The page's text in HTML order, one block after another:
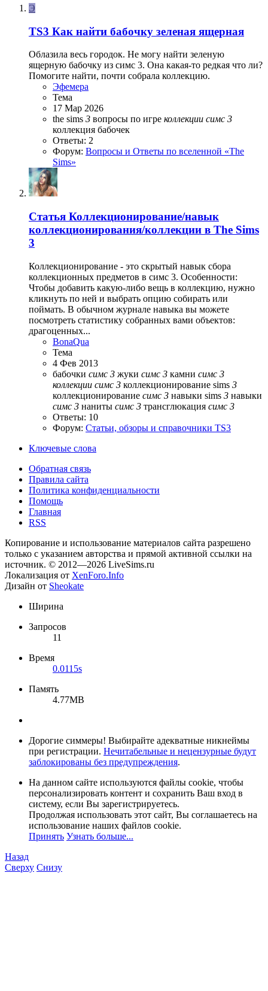
Э
TS3 Как найти бабочку зеленая ящерная
Облазила весь городок. Не могу найти зеленую
ящерную бабочку из симс 3. Она какая-то редкая что ли?
Помогите найти, почти собрала коллекцию.
Эфемера
Тема
17 Мар 2026
the sims 3 вопросы по игре коллекции симс 3
коллекция бабочек
Ответы: 2
Форум: Вопросы и Ответы по вселенной «The
Sims»
Статья Коллекционирование/навык
коллекционирования/коллекции в The Sims
3
Коллекционирование - это скрытый навык сбора
коллекционных предметов в симс 3. Особенности:
Чтобы добавить какую-либо вещь в коллекцию, нужно
кликнуть по ней и выбрать опцию собирать или
поймать. В обычном журнале навыка вы можете
посмотреть статистику собранных вами объектов:
драгоценных...
BonaQua
Тема
4 Фев 2013
бабочки симс 3 жуки симс 3 камни симс 3
коллекции симс 3 коллекционирование sims 3
коллекционирование симс 3 навыки sims 3 навыки
симс 3 наниты симс 3 трансглюкация симс 3
Ответы: 10
Форум: Статьи, обзоры и справочники TS3
Ключевые слова
Обратная связь
Правила сайта
Политика конфиденциальности
Помощь
Главная
RSS
Копирование и использование материалов сайта разрешено
только с указанием авторства и прямой активной ссылки на
источник. © 2012—2026 LiveSims.ru
Локализация от XenForo.Info
Дизайн от Sheokate
Ширина
Запросов
11
Время
0.0115s
Память
4.77MB
Дорогие симмеры! Выбирайте адекватные никнеймы
при регистрации. Нечитабельные и нецензурные будут
заблокированы без предупреждения.
На данном сайте используются файлы cookie, чтобы
персонализировать контент и сохранить Ваш вход в
систему, если Вы зарегистрируетесь.
Продолжая использовать этот сайт, Вы соглашаетесь на
использование наших файлов cookie.
Принять Узнать больше...
Назад
Сверху Снизу